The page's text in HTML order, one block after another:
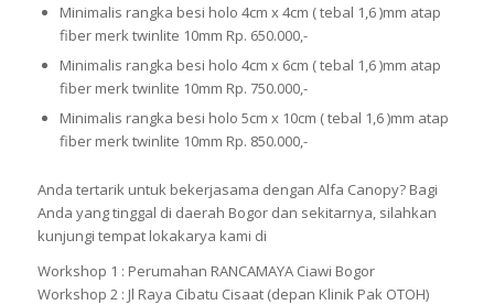
Minimalis rangka besi holo 4cm x 4cm ( tebal 1,6 )mm atap
fiber merk twinlite 10mm Rp. 650.000,-
Minimalis rangka besi holo 4cm x 6cm ( tebal 1,6 )mm atap
fiber merk twinlite 10mm Rp. 750.000,-
Minimalis rangka besi holo 5cm x 10cm ( tebal 1,6 )mm atap
fiber merk twinlite 10mm Rp. 850.000,-
Anda tertarik untuk bekerjasama dengan Alfa Canopy? Bagi
Anda yang tinggal di daerah Bogor dan sekitarnya, silahkan
kunjungi tempat lokakarya kami di
Workshop 1 : Perumahan RANCAMAYA Ciawi Bogor
Workshop 2 : Jl Raya Cibatu Cisaat (depan Klinik Pak OTOH)